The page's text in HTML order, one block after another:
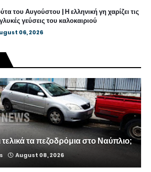
του Αυγούστου | Η ελληνική γη χαρίζει τις
γεύσεις του καλοκαιριού
06, 2026
τελικά τα πεζοδρόμια στο Ναύπλιο;
August 08, 2026